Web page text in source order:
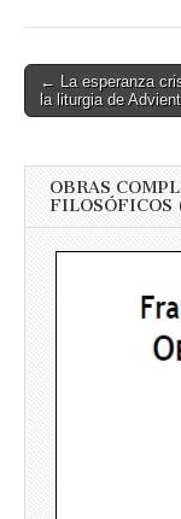
Post
navigation
← La esperanza
la liturgia de
OBRAS
FILOSÓFICOS